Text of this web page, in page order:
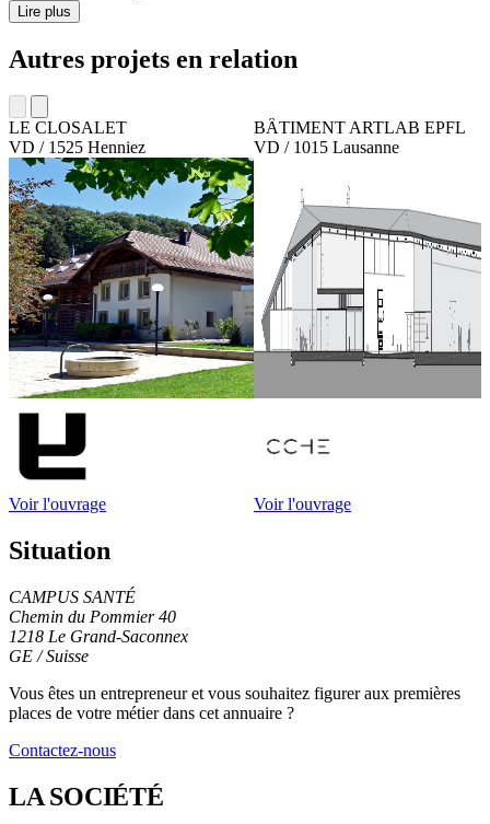
Lire plus
Autres projets en relation
LE CLOSALET
VD / 1525 Henniez
Voir l'ouvrage
BÂTIMENT ARTLAB EPFL
VD / 1015 Lausanne
Voir l'ouvrage
Situation
CAMPUS SANTÉ
Chemin du Pommier 40
1218 Le Grand-Saconnex
GE / Suisse
+
Vous êtes un entrepreneur et vous souhaitez figureraux premières
places de votre métierdans cet annuaire ?
Contactez-nous
LA SOCIÉTÉ